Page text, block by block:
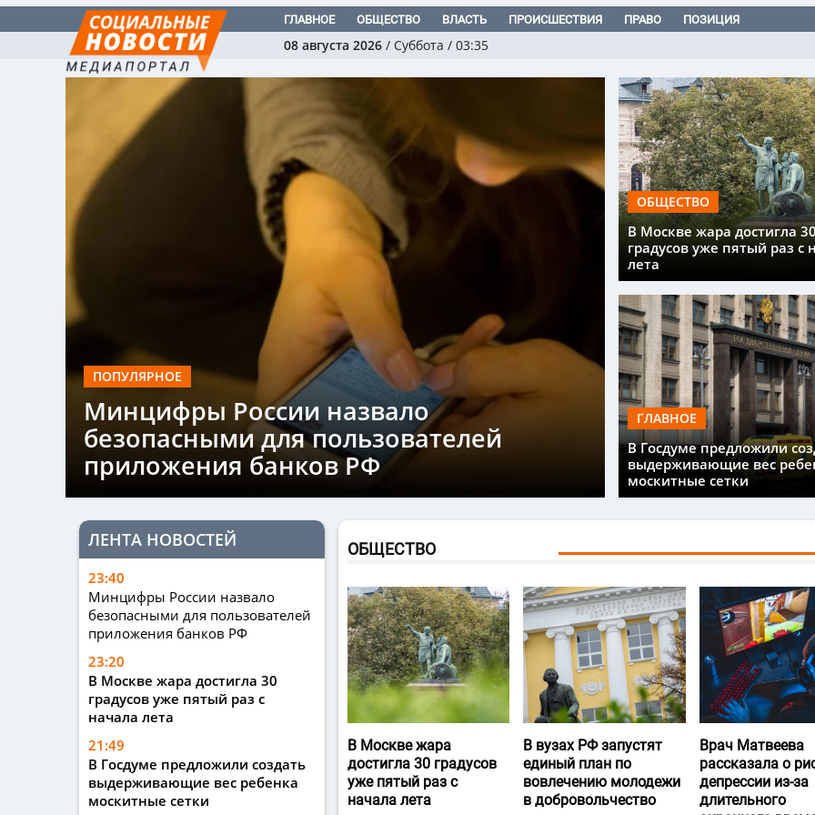
ГЛАВНОЕ ОБЩЕСТВО ВЛАСТЬ ПРОИСШЕСТВИЯ ПРАВО ПОЗИЦИЯ
08 августа 2026 / Суббота / 03:35
ПОПУЛЯРНОЕ
Минцифры России назвало
безопасными для пользователей
приложения банков РФ
ОБЩЕСТВО
В Москве жара достигла
градусов уже пятый раз с
лета
ГЛАВНОЕ
В Госдуме предложили
выдерживающие вес
москитные сетки
ЛЕНТА НОВОСТЕЙ
23:40
Минцифры России назвало
безопасными для пользователей
приложения банков РФ
23:20
В Москве жара достигла 30
градусов уже пятый раз с
начала лета
21:49
В Госдуме предложили создать
выдерживающие вес ребенка
москитные сетки
ОБЩЕСТВО
В Москве жара
достигла 30 градусов
уже пятый раз с
начала лета
В вузах РФ запустят
единый план по
вовлечению молодежи
в добровольчество
Врач Матвеева
рассказала о
депрессии из-за
длительного